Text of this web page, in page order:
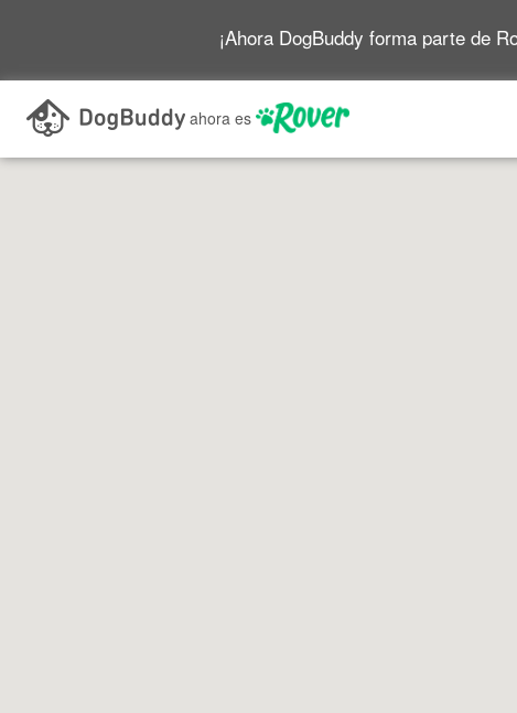
¡Ahora DogBuddy forma parte de
ahora es
Buscar mientras me desplazo por el mapa